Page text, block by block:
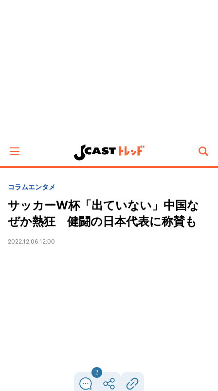
コラムエンタメ
サッカーW杯「出ていない」中国な
ぜか熱狂 健闘の日本代表に称賛も
2022.12.06 12:00
2